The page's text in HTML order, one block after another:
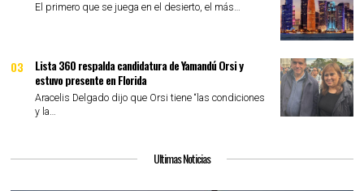
El primero que se juega en el desierto, el más…
03
Lista 360 respalda candidatura de Yamandú Orsi y
estuvo presente en Florida
Aracelis Delgado dijo que Orsi tiene “las condiciones
y la…
Ultimas Noticias